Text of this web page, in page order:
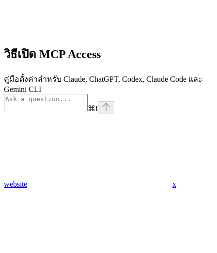
วิธีเปิด MCP Access
คู่มือตั้งค่าสำหรับ Claude, ChatGPT, Codex, Claude Code และ
Gemini CLI
⌘I
website x